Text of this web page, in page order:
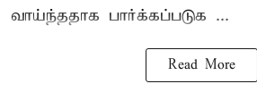
வாய்ந்ததாக பார்க்கப்படுக ...
Read More